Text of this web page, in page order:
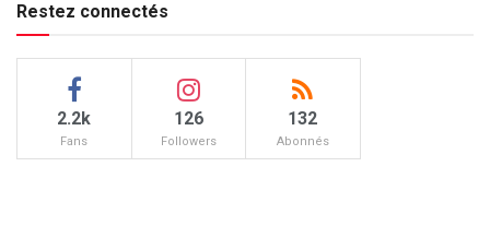
Restez connectés
2.2k
Fans
126
Followers
132
Abonnés